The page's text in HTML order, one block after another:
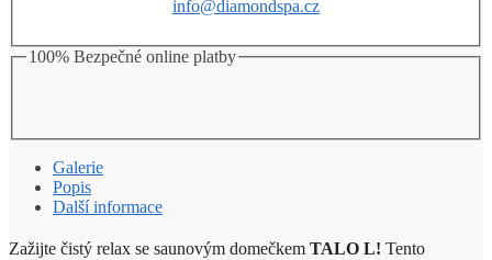
info@diamondspa.cz
100% Bezpečné online platby
Galerie
Popis
Další informace
Zažijte čistý relax se saunovým domečkem TALO L! Tento